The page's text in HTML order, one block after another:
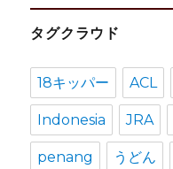
カ
イ
タグクラウド
18キッパー ACL
Indonesia JRA
penang うどん